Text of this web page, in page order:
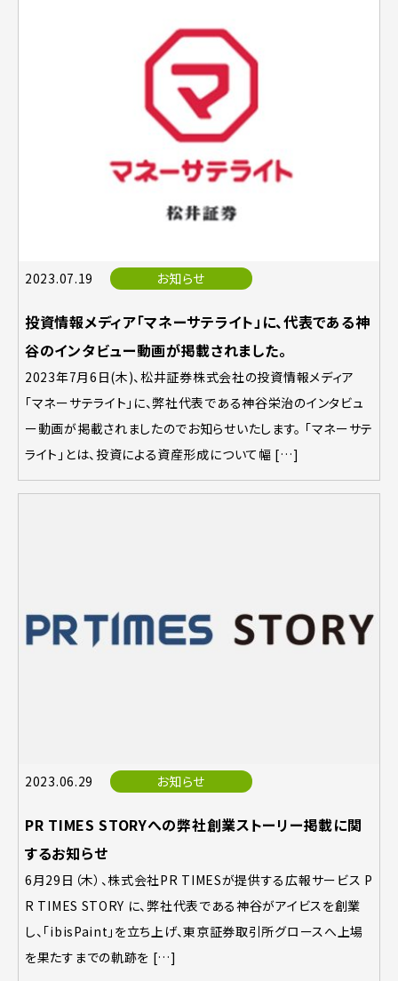
2023.07.19 お知らせ
投資情報メディア「マネーサテライト」に、代表である神
谷のインタビュー動画が掲載されました。
2023年7月6日(木)、松井証券株式会社の投資情報メディア
「マネーサテライト」に、弊社代表である神谷栄治のインタビュ
ー動画が掲載されましたのでお知らせいたします。 「マネーサテ
ライト」とは、投資による資産形成について幅 […]
2023.06.29 お知らせ
PR TIMES STORYへの弊社創業ストーリー掲載に関
するお知らせ
6月29日（木）、株式会社PR TIMESが提供する広報サービス P
R TIMES STORY に、弊社代表である神谷がアイビスを創業
し、「ibisPaint」を立ち上げ、東京証券取引所グロースへ上場
を果たすまでの軌跡を […]